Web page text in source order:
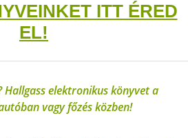
ITT ÉRED
EL!
Hallgass elektronikus könyvet a
vagy főzés közben!